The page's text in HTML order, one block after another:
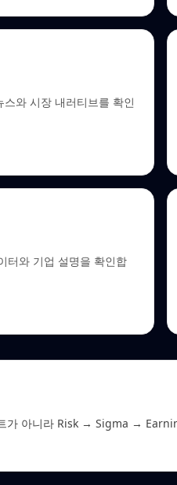
와 시장 내러티브를 확인
터와 기업 설명을 확인합
가 아니라 Risk → Sigma →